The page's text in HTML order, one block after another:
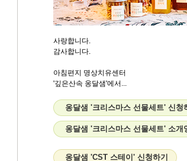
사랑합니다.
감사합니다.
아침편지 명상치유센터
'깊은산속 옹달샘'에서...
옹달샘 '크리스마스 선물세트' 신청
옹달샘 '크리스마스 선물세트' 소개
옹달샘 'CST 스테이' 신청하기